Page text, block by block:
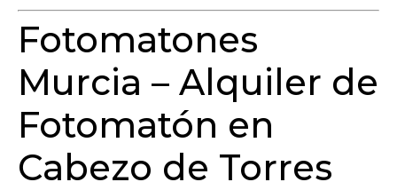
Fotomatones
Murcia – Alquiler de
Fotomatón en
Cabezo de Torres